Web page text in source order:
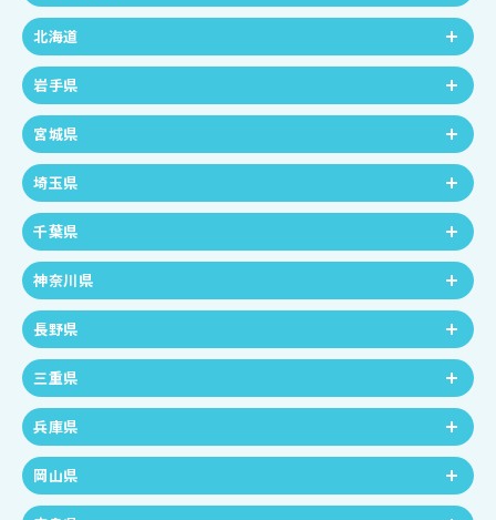
北海道
岩手県
宮城県
埼玉県
千葉県
神奈川県
長野県
三重県
兵庫県
岡山県